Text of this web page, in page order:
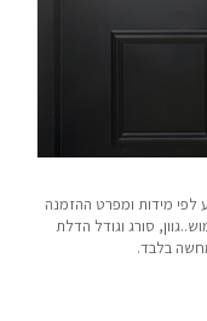
לפי מידות ומפרט ההזמנה
גוון, סורג וגודל הדלת
בלבד.